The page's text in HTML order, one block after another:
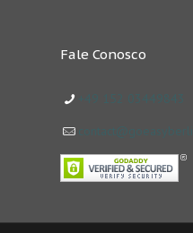
Fale Conosco